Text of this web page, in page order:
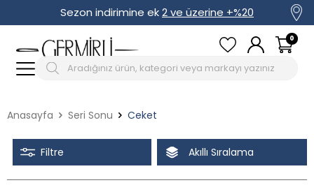
Sezon indirimine ek2 ve üzerine +%20
0
Anasayfa Seri Sonu Ceket
Filtre Akıllı Sıralama